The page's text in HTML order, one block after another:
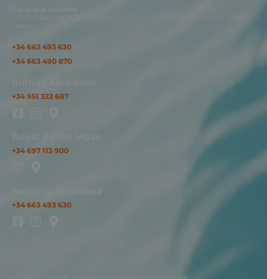
C.C. Acqua Alcaidesa
Local 14. Avenida de la Hacienda, s/n. 11316 La Línea de La Concepción, Cádiz,
España.
+34 663 493 630
+34 663 490 870
Infinity Alcaidesa
+34 951 322 687
Royal Palms Mijas
+34 697 113 900
Serenity Alcaidesa
+34 663 493 630